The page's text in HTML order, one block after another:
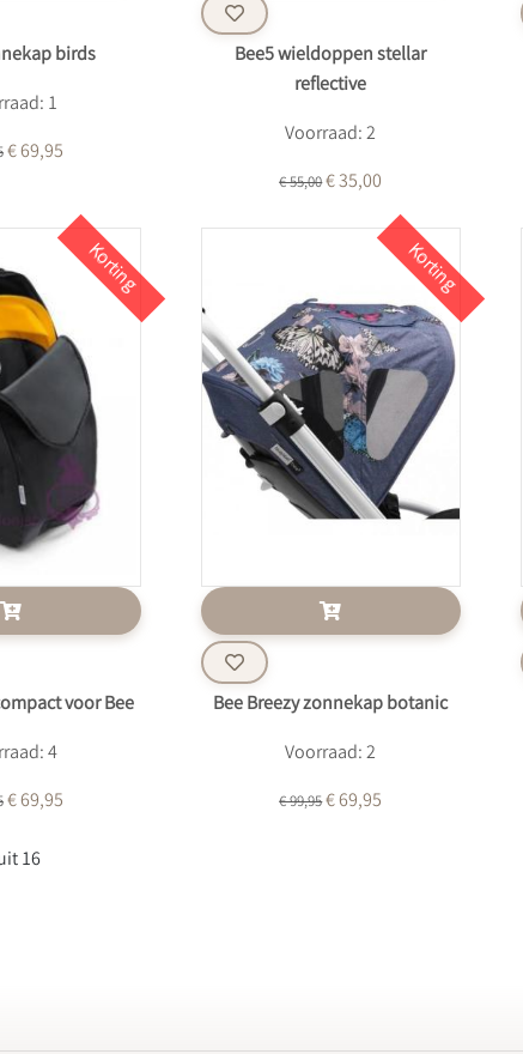
birds
1
€ 69,95
Bee5 wieldoppen stellar
reflective
Voorraad: 2
€ 55,00€ 35,00
Korting
voor Bee
4
€ 69,95
Korting
Bee Breezy zonnekap botanic
Voorraad: 2
€ 99,95€ 69,95
16